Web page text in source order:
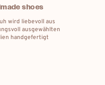
shoes
wird liebevoll aus
ausgewählten
handgefertigt